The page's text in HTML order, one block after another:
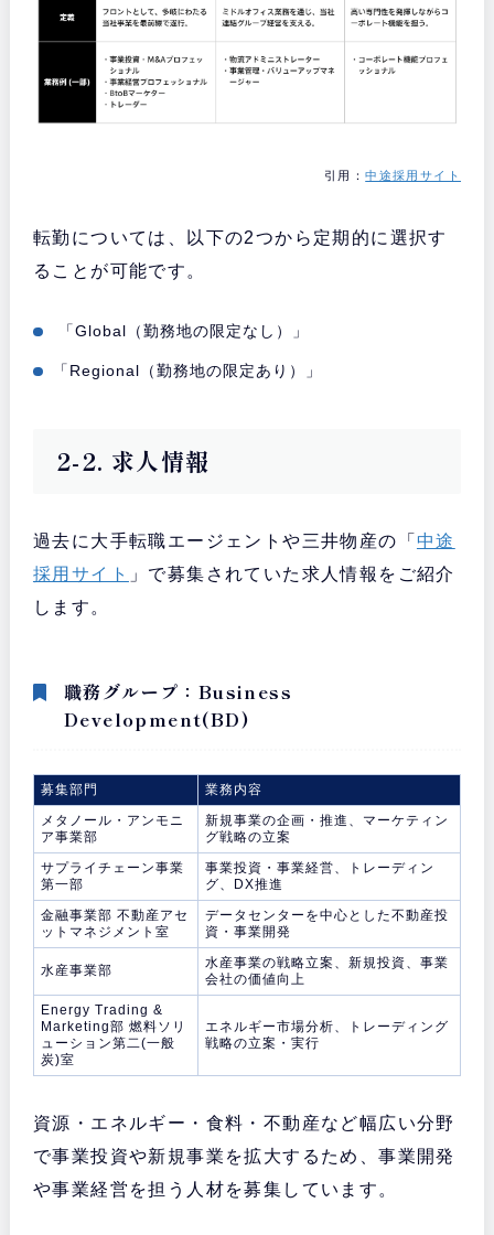
引用：中途採用サイト
転勤については、以下の2つから定期的に選択す
ることが可能です。
「Global（勤務地の限定なし）」
「Regional（勤務地の限定あり）」
2-2. 求人情報
過去に大手転職エージェントや三井物産の「 中途
採用サイト 」で募集されていた求人情報をご紹介
します。
職務グループ：Business
Development(BD)
募集部門
業務内容
メタノール・アンモニ
ア事業部
新規事業の企画・推進、マーケティン
グ戦略の立案
サプライチェーン事業
第一部
事業投資・事業経営、トレーディン
グ、DX推進
金融事業部 不動産アセ
ットマネジメント室
データセンターを中心とした不動産投
資・事業開発
水産事業部
水産事業の戦略立案、新規投資、事業
会社の価値向上
Energy Trading &
Marketing部 燃料ソリ
ューション第二(一般
炭)室
エネルギー市場分析、トレーディング
戦略の立案・実行
資源・エネルギー・食料・不動産など幅広い分野
で事業投資や新規事業を拡大するため、事業開発
や事業経営を担う人材を募集しています。